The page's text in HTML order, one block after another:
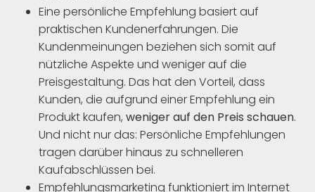
Eine persönliche Empfehlung basiert auf
praktischen Kundenerfahrungen. Die
Kundenmeinungen beziehen sich somit auf
nützliche Aspekte und weniger auf die
Preisgestaltung. Das hat den Vorteil, dass
Kunden, die aufgrund einer Empfehlung ein
Produkt kaufen, weniger auf den Preis schauen.
Und nicht nur das: Persönliche Empfehlungen
tragen darüber hinaus zu schnelleren
Kaufabschlüssen bei.
Empfehlungsmarketing funktioniert im Internet